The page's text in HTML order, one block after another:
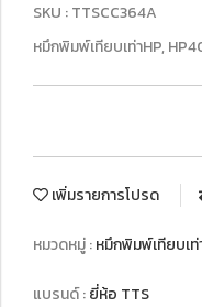
SKU : TTSCC364A
หมึกพิมพ์เทียบเท่าHP,
เพิ่มรายการโปรด
หมวดหมู่ :หมึกพิมพ์เทียบเท่
แบรนด์ :ยี่ห้อ TTS